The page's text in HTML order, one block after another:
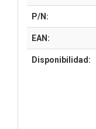
P/N:
EAN:
Disponibilidad: